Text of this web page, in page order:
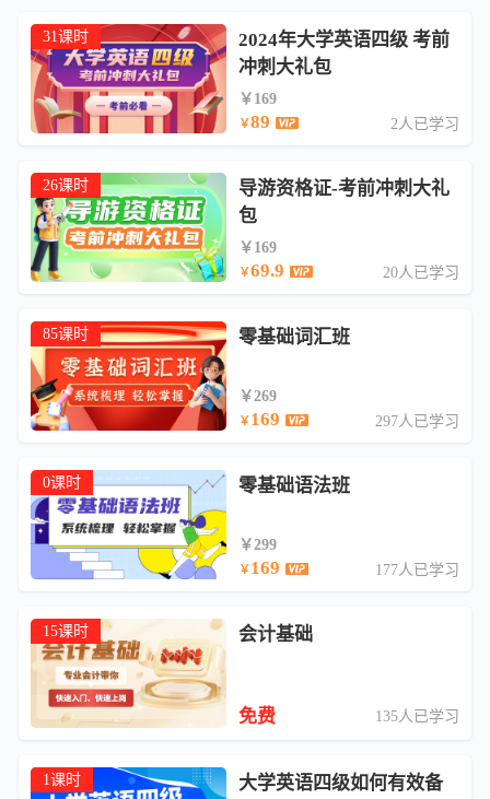
31课时
2024年大学英语四级 考前
冲刺大礼包
￥169
￥89 2人已学习
26课时
导游资格证-考前冲刺大礼
包
￥169
￥69.9 20人已学习
85课时 零基础词汇班
￥269
￥169 297人已学习
0课时 零基础语法班
￥299
￥169 177人已学习
15课时 会计基础
免费 135人已学习
1课时
大学英语四级如何有效备